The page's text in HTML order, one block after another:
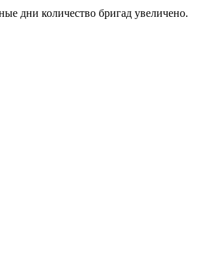
дни количество бригад увеличено.